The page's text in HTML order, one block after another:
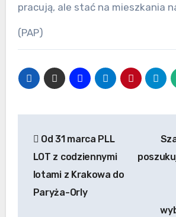
pracują, ale stać na mieszkania
(PAP)
wpisu
Od 31 marca PLL
LOT z codziennymi
lotami z Krakowa do
Paryża-Orly